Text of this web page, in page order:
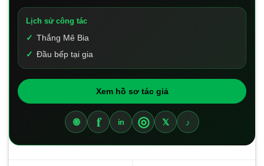
Lịch sử công tác
Thắng Mê Bia
Đầu bếp tại gia
Xem hồ sơ tác giả
🌐 f in ◎ 𝕏 ♪